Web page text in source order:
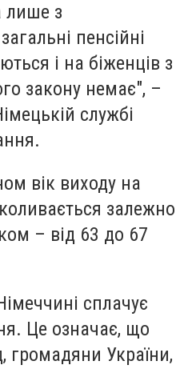
лише з
пенсійні
і на біженців з
закону немає", –
службі
вік виходу на
залежно
– від 63 до 67
сплачує
Це означає, що
громадяни України,